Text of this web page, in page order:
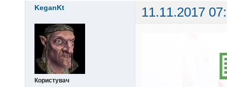
KeganKt 11.11.2017
Користувач